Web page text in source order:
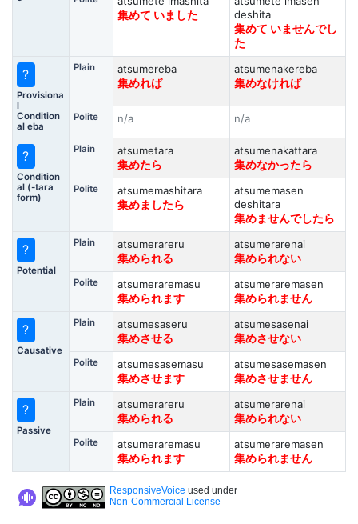
集めて いました
deshita
集めて いませんでし
た
?
Provisiona
l
Condition
al eba
Plain
atsumereba
集めれば
atsumenakereba
集めなければ
Polite n/a n/a
?
Condition
al (-tara
form)
Plain
atsumetara
集めたら
atsumenakattara
集めなかったら
Polite
atsumemashitara
集めましたら
atsumemasen
deshitara
集めませんでしたら
?
Potential
Plain
atsumerareru
集められる
atsumerarenai
集められない
Polite
atsumeraremasu
集められます
atsumeraremasen
集められません
?
Causative
Plain
atsumesaseru
集めさせる
atsumesasenai
集めさせない
Polite
atsumesasemasu
集めさせます
atsumesasemasen
集めさせません
?
Passive
Plain
atsumerareru
集められる
atsumerarenai
集められない
Polite
atsumeraremasu
集められます
atsumeraremasen
集められません
ResponsiveVoice used under
Non-Commercial License